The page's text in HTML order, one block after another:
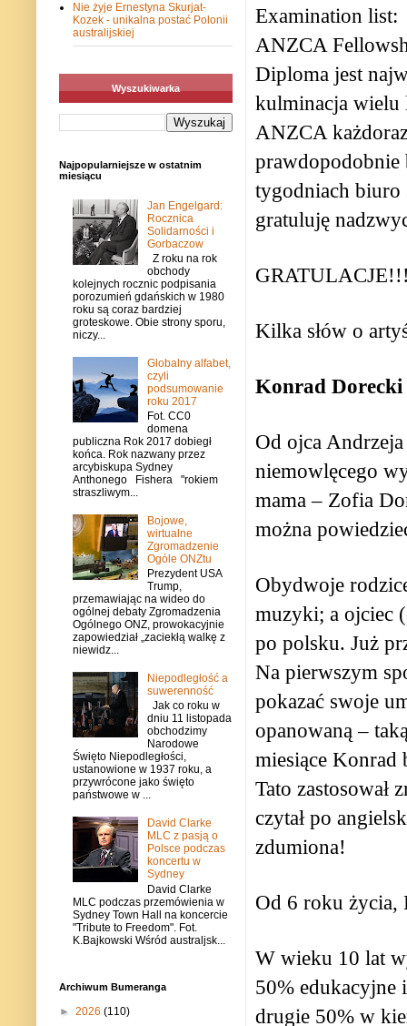
Examination list:
ANZCA
Diploma jest
kulminacja wielu
ANZCA
prawdopodobnie
tygodniach biuro
gratuluję
Kilka słów o
Konrad Dorecki
Od ojca
niemowlęcego
mama – Zofia
można
Obydwoje
muzyki; a ojciec
po polsku. Już
Na pierwszym
pokazać swoje
opanowaną –
miesiące Konrad
Tato zastosował
czytał po
zdumiona!
Od 6 roku życia,
W wieku 10 lat
50% edukacyjne
drugie 50% w
Nie żyje Ernestyna Skurjat-
Kozek - unikalna postać Polonii
australijskiej
Wyszukiwarka
Najpopularniejsze w ostatnim
miesiącu
Jan Engelgard:
Rocznica
Solidarności i
Gorbaczow
Z roku na rok
obchody
kolejnych rocznic podpisania
porozumień gdańskich w 1980
roku są coraz bardziej
groteskowe. Obie strony sporu,
niczy...
Globalny alfabet,
czyli
podsumowanie
roku 2017
Fot. CC0
domena
publiczna Rok 2017 dobiegł
końca. Rok nazwany przez
arcybiskupa Sydney
Anthonego Fishera "rokiem
straszliwym...
Bojowe,
wirtualne
Zgromadzenie
Ogóle ONZtu
Prezydent USA
Trump,
przemawiając na wideo do
ogólnej debaty Zgromadzenia
Ogólnego ONZ, prowokacyjnie
zapowiedział „zaciekłą walkę z
niewidz...
Niepodległość a
suwerenność
Jak co roku w
dniu 11 listopada
obchodzimy
Narodowe
Święto Niepodległości,
ustanowione w 1937 roku, a
przywrócone jako święto
państwowe w ...
David Clarke
MLC z pasją o
Polsce podczas
koncertu w
Sydney
David Clarke
MLC podczas przemówienia w
Sydney Town Hall na koncercie
"Tribute to Freedom". Fot.
K.Bajkowski Wśród australjsk...
Archiwum Bumeranga
► 2026 (110)